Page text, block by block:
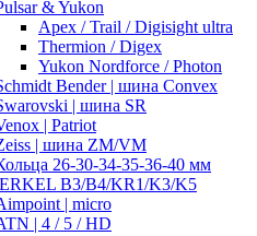
& Yukon
Apex / Trail / Digisight ultra
Thermion / Digex
Yukon Nordforce / Photon
Bender | шина Convex
| шина SR
| Patriot
| шина ZM/VM
26-30-34-35-36-40 мм
B3/B4/KR1/K3/K5
| micro
| 4 / 5 / HD